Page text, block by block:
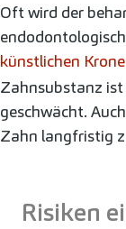
Oft wird der
künstlichen Krone
Zahnsubstanz
geschwächt.
Zahn langfristig
Risiken